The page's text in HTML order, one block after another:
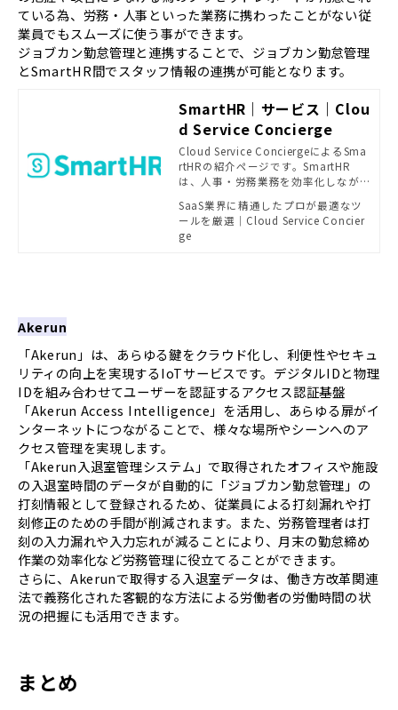
ている為、労務・人事といった業務に携わったことがない従
業員でもスムーズに使う事ができます。
ジョブカン勤怠管理と連携することで、ジョブカン勤怠管理
とSmartHR間でスタッフ情報の連携が可能となります。
SmartHR｜サービス｜Clou
d Service Concierge
Cloud Service ConciergeによるSma
rtHRの紹介ページです。SmartHR
は、人事・労務業務を効率化しなが
管理。さらに、蓄まったデータを活
かすことで、効果的で納得感のある
人材マネジメントや組織のパフォー
SaaS業界に精通したプロが最適なツ
ールを厳選｜Cloud Service Concier
ge
Akerun
「Akerun」は、あらゆる鍵をクラウド化し、利便性やセキュ
リティの向上を実現するIoTサービスです。デジタルIDと物理
IDを組み合わせてユーザーを認証するアクセス認証基盤
「Akerun Access Intelligence」を活用し、あらゆる扉がイ
ンターネットにつながることで、様々な場所やシーンへのア
クセス管理を実現します。
「Akerun入退室管理システム」で取得されたオフィスや施設
の入退室時間のデータが自動的に「ジョブカン勤怠管理」の
打刻情報として登録されるため、従業員による打刻漏れや打
刻修正のための手間が削減されます。また、労務管理者は打
刻の入力漏れや入力忘れが減ることにより、月末の勤怠締め
作業の効率化など労務管理に役立てることができます。
さらに、Akerunで取得する入退室データは、働き方改革関連
法で義務化された客観的な方法による労働者の労働時間の状
況の把握にも活用できます。
まとめ